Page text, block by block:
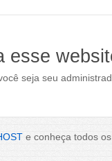
esse
seja seu
e conheça todos